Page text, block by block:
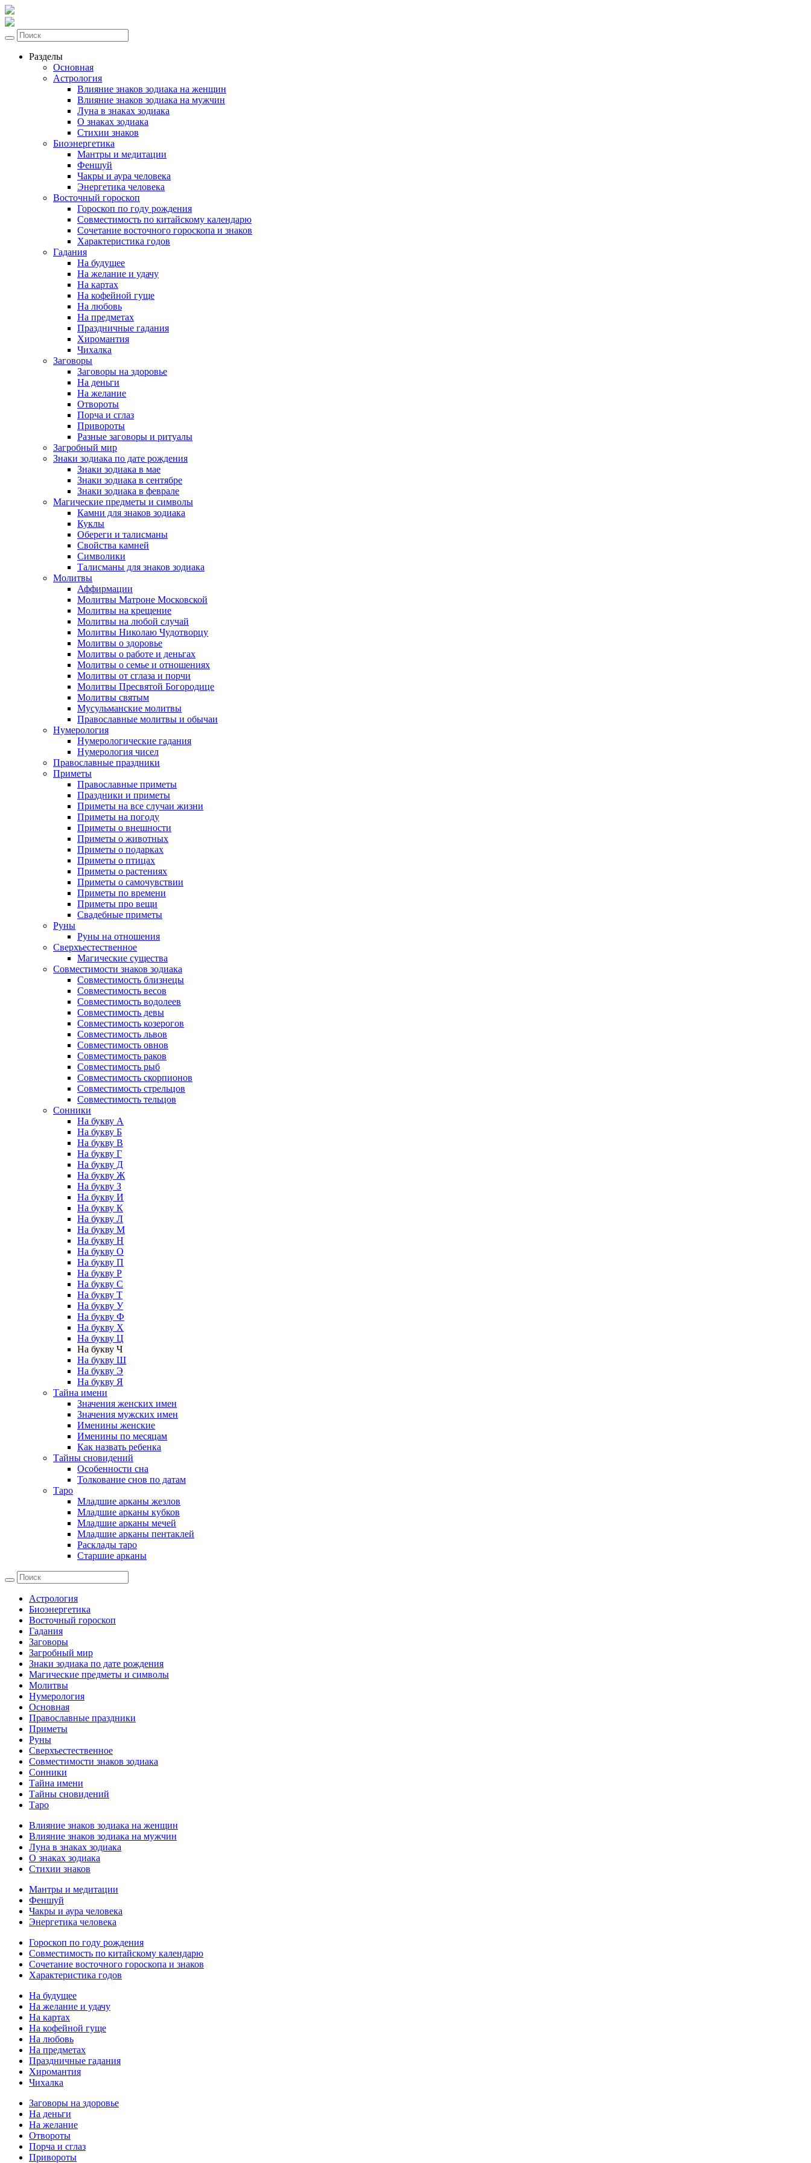
Разделы
Основная
Астрология
Влияние знаков зодиака на женщин
Влияние знаков зодиака на мужчин
Луна в знаках зодиака
О знаках зодиака
Стихии знаков
Биоэнергетика
Мантры и медитации
Феншуй
Чакры и аура человека
Энергетика человека
Восточный гороскоп
Гороскоп по году рождения
Совместимость по китайскому календарю
Сочетание восточного гороскопа и знаков
Характеристика годов
Гадания
На будущее
На желание и удачу
На картах
На кофейной гуще
На любовь
На предметах
Праздничные гадания
Хиромантия
Чихалка
Заговоры
Заговоры на здоровье
На деньги
На желание
Отвороты
Порча и сглаз
Привороты
Разные заговоры и ритуалы
Загробный мир
Знаки зодиака по дате рождения
Знаки зодиака в мае
Знаки зодиака в сентябре
Знаки зодиака в феврале
Магические предметы и символы
Камни для знаков зодиака
Куклы
Обереги и талисманы
Свойства камней
Символики
Талисманы для знаков зодиака
Молитвы
Аффирмации
Молитвы Матроне Московской
Молитвы на крещение
Молитвы на любой случай
Молитвы Николаю Чудотворцу
Молитвы о здоровье
Молитвы о работе и деньгах
Молитвы о семье и отношениях
Молитвы от сглаза и порчи
Молитвы Пресвятой Богородице
Молитвы святым
Мусульманские молитвы
Православные молитвы и обычаи
Нумерология
Нумерологические гадания
Нумерология чисел
Православные праздники
Приметы
Православные приметы
Праздники и приметы
Приметы на все случаи жизни
Приметы на погоду
Приметы о внешности
Приметы о животных
Приметы о подарках
Приметы о птицах
Приметы о растениях
Приметы о самочувствии
Приметы по времени
Приметы про вещи
Свадебные приметы
Руны
Руны на отношения
Сверхъестественное
Магические существа
Совместимости знаков зодиака
Совместимость близнецы
Совместимость весов
Совместимость водолеев
Совместимость девы
Совместимость козерогов
Совместимость львов
Совместимость овнов
Совместимость раков
Совместимость рыб
Совместимость скорпионов
Совместимость стрельцов
Совместимость тельцов
Сонники
На букву А
На букву Б
На букву В
На букву Г
На букву Д
На букву Ж
На букву З
На букву И
На букву К
На букву Л
На букву М
На букву Н
На букву О
На букву П
На букву Р
На букву С
На букву Т
На букву У
На букву Ф
На букву Х
На букву Ц
На букву Ч
На букву Ш
На букву Э
На букву Я
Тайна имени
Значения женских имен
Значения мужских имен
Именины женские
Именины по месяцам
Как назвать ребенка
Тайны сновидений
Особенности сна
Толкование снов по датам
Таро
Младшие арканы жезлов
Младшие арканы кубков
Младшие арканы мечей
Младшие арканы пентаклей
Расклады таро
Старшие арканы
Астрология
Биоэнергетика
Восточный гороскоп
Гадания
Заговоры
Загробный мир
Знаки зодиака по дате рождения
Магические предметы и символы
Молитвы
Нумерология
Основная
Православные праздники
Приметы
Руны
Сверхъестественное
Совместимости знаков зодиака
Сонники
Тайна имени
Тайны сновидений
Таро
Влияние знаков зодиака на женщин
Влияние знаков зодиака на мужчин
Луна в знаках зодиака
О знаках зодиака
Стихии знаков
Мантры и медитации
Феншуй
Чакры и аура человека
Энергетика человека
Гороскоп по году рождения
Совместимость по китайскому календарю
Сочетание восточного гороскопа и знаков
Характеристика годов
На будущее
На желание и удачу
На картах
На кофейной гуще
На любовь
На предметах
Праздничные гадания
Хиромантия
Чихалка
Заговоры на здоровье
На деньги
На желание
Отвороты
Порча и сглаз
Привороты